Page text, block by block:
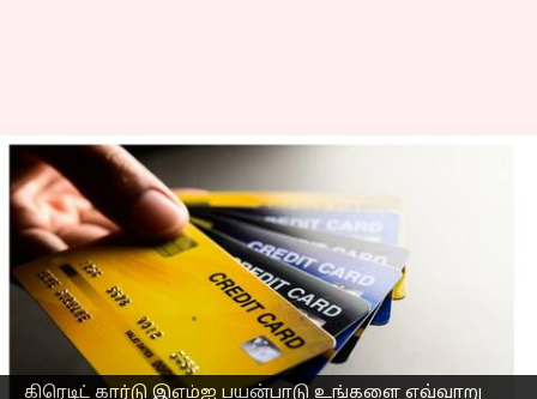
கிரெடிட் கார்டு இஎம்ஐ பயன்பாடு உங்களை எவ்வாறு
கிரெடிட் கார்டு
தொகையை EMI
மாற்றினால் ஏற்படும்
பாதிப்புகள் என்ன?
எழுதியவர் Siranjeevi Mar 21, 2023 02:35 pm
செய்தி முன்னோட்டம்